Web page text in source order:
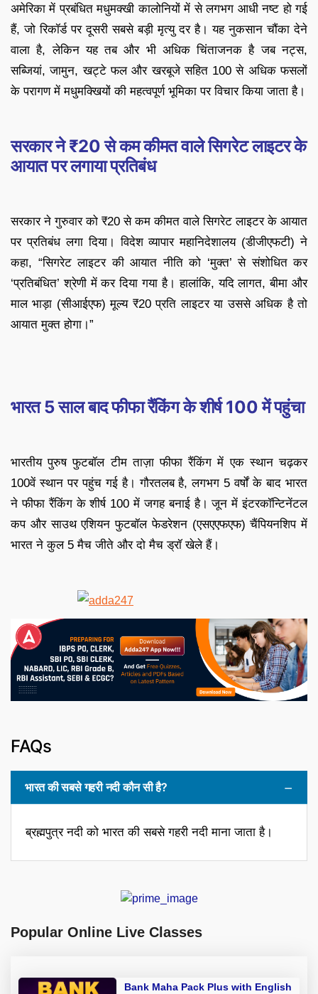
अमेरिका में प्रबंधित मधुमक्खी कालोनियों में से लगभग आधी नष्ट हो गई
हैं, जो रिकॉर्ड पर दूसरी सबसे बड़ी मृत्यु दर है। यह नुकसान चौंका देने
वाला है, लेकिन यह तब और भी अधिक चिंताजनक है जब नट्स,
सब्जियां, जामुन, खट्टे फल और खरबूजे सहित 100 से अधिक फसलों
के परागण में मधुमक्खियों की महत्वपूर्ण भूमिका पर विचार किया जाता है।
सरकार ने ₹20 से कम कीमत वाले सिगरेट लाइटर के
आयात पर लगाया प्रतिबंध
सरकार ने गुरुवार को ₹20 से कम कीमत वाले सिगरेट लाइटर के आयात
पर प्रतिबंध लगा दिया। विदेश व्यापार महानिदेशालय (डीजीएफटी) ने
कहा, “सिगरेट लाइटर की आयात नीति को ‘मुक्त’ से संशोधित कर
‘प्रतिबंधित’ श्रेणी में कर दिया गया है। हालांकि, यदि लागत, बीमा और
माल भाड़ा (सीआईएफ) मूल्य ₹20 प्रति लाइटर या उससे अधिक है तो
आयात मुक्त होगा।”
भारत 5 साल बाद फीफा रैंकिंग के शीर्ष 100 में पहुंचा
भारतीय पुरुष फुटबॉल टीम ताज़ा फीफा रैंकिंग में एक स्थान चढ़कर
100वें स्थान पर पहुंच गई है। गौरतलब है, लगभग 5 वर्षों के बाद भारत
ने फीफा रैंकिंग के शीर्ष 100 में जगह बनाई है। जून में इंटरकॉन्टिनेंटल
कप और साउथ एशियन फुटबॉल फेडरेशन (एसएएफएफ) चैंपियनशिप में
भारत ने कुल 5 मैच जीते और दो मैच ड्रॉ खेले हैं।
FAQs
भारत की सबसे गहरी नदी कौन सी है?
ब्रह्मपुत्र नदी को भारत की सबसे गहरी नदी माना जाता है।
Popular Online Live Classes
Bank Maha Pack Plus with English